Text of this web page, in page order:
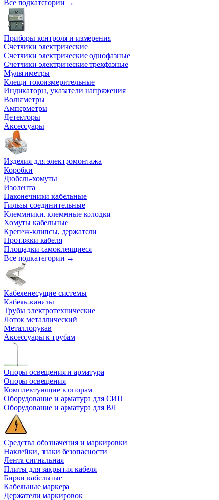
Все подкатегории →
Приборы контроля и измерения
Счетчики электрические
Счетчики электрические однофазные
Счетчики электрические трехфазные
Мультиметры
Клещи токоизмерительные
Индикаторы, указатели напряжения
Вольтметры
Амперметры
Детекторы
Аксессуары
Изделия для электромонтажа
Коробки
Дюбель-хомуты
Изолента
Наконечники кабельные
Гильзы соединительные
Клеммники, клеммные колодки
Хомуты кабельные
Крепеж-клипсы, держатели
Протяжки кабеля
Площадки самоклеящиеся
Все подкатегории →
Кабеленесущие системы
Кабель-каналы
Трубы электротехнические
Лоток металлический
Металлорукав
Аксессуары к трубам
Опоры освещения и арматура
Опоры освещения
Комплектующие к опорам
Оборудование и арматура для СИП
Оборудование и арматура для ВЛ
Средства обозначения и маркировки
Наклейки, знаки безопасности
Лента сигнальная
Плиты для закрытия кабеля
Бирки кабельные
Кабельные маркера
Держатели маркировок